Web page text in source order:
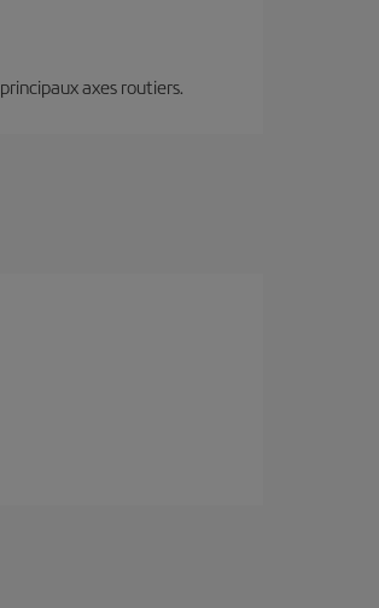
axes routiers.